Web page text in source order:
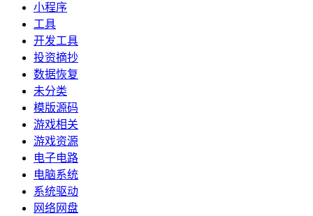
小程序
工具
开发工具
投资摘抄
数据恢复
未分类
模版源码
游戏相关
游戏资源
电子电路
电脑系统
系统驱动
网络网盘